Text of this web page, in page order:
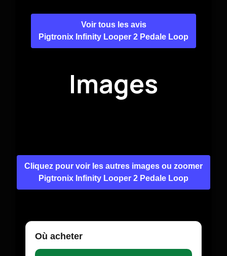
Voir tous les avis
Pigtronix Infinity Looper 2 Pedale Loop
Images
Cliquez pour voir les autres images ou zoomer
Pigtronix Infinity Looper 2 Pedale Loop
Où acheter